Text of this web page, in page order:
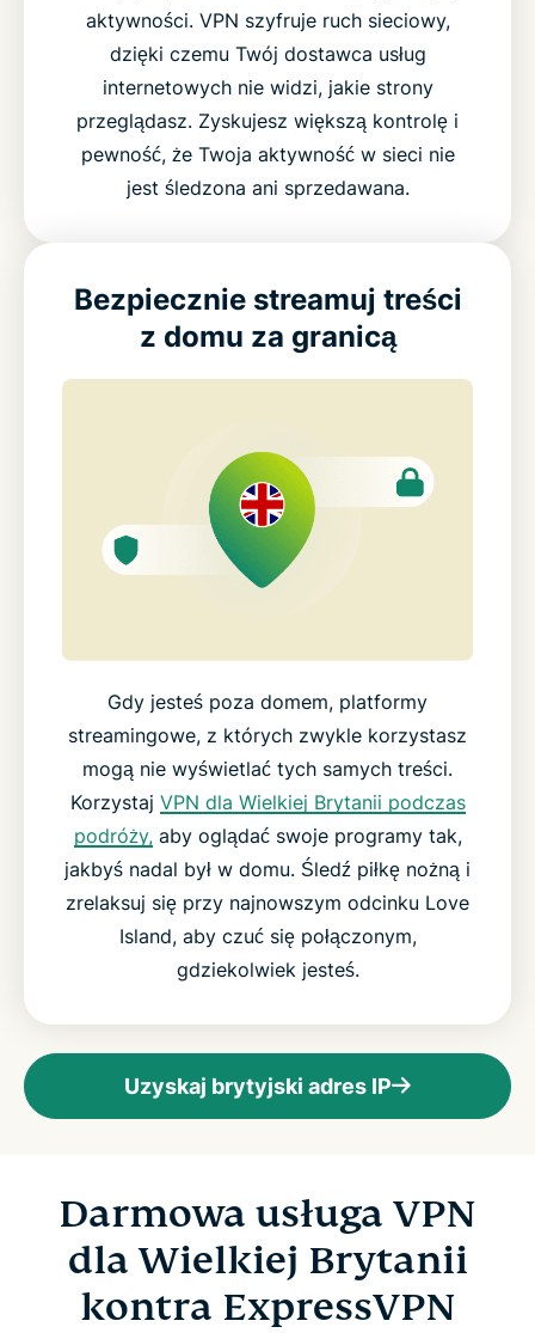
aktywności. VPN szyfruje ruch sieciowy,
dzięki czemu Twój dostawca usług
internetowych nie widzi, jakie strony
przeglądasz. Zyskujesz większą kontrolę i
pewność, że Twoja aktywność w sieci nie
jest śledzona ani sprzedawana.
Bezpiecznie streamuj treści
z domu za granicą
Gdy jesteś poza domem, platformy
streamingowe, z których zwykle korzystasz
mogą nie wyświetlać tych samych treści.
Korzystaj VPN dla Wielkiej Brytanii podczas
podróży,aby oglądać swoje programy tak,
jakbyś nadal był w domu. Śledź piłkę nożną i
zrelaksuj się przy najnowszym odcinku Love
Island, aby czuć się połączonym,
gdziekolwiek jesteś.
Uzyskaj brytyjski adres IP
Darmowa usługa VPN
dla Wielkiej Brytanii
kontra ExpressVPN